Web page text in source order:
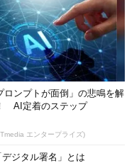
ロンプトが面倒」の悲鳴を解
AI定着のステップ
エンタープライズ)
デジタル署名」とは